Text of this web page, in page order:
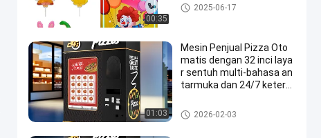
00:35
Mesin Penjual Balon
2025-06-17
01:03
Mesin Penjual Pizza Oto
matis dengan 32 inci laya
r sentuh multi-bahasa an
tarmuka dan 24/7 keters
Mesin Penjual Pizza
2026-02-03